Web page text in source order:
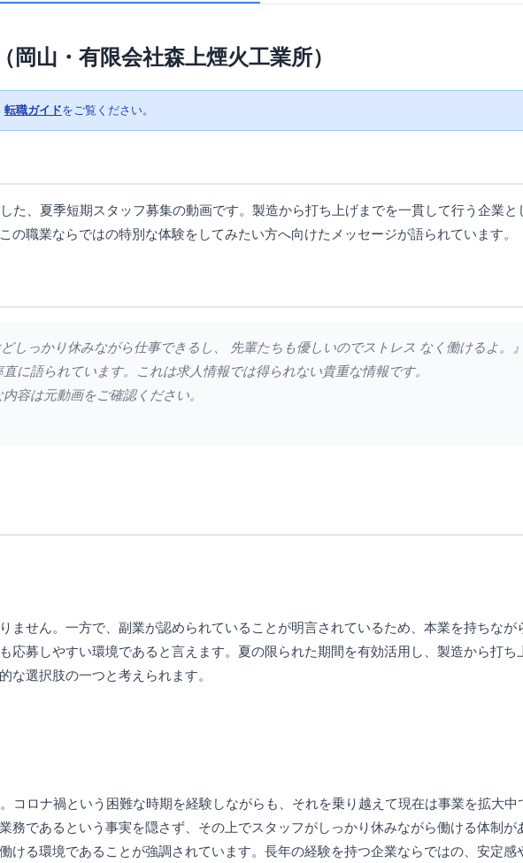
山・有限会社森上煙火工業所）
転職ガイドをご覧ください。
た、夏季短期スタッフ募集の動画です。製造から打ち上げまでを一貫して行う企業と
職業ならではの特別な体験をしてみたい方へ向けたメッセージが語られています。
しっかり休みながら仕事できるし、 先輩たちも優しいのでストレス なく働けるよ。
に語られています。これは求人情報では得られない貴重な情報です。
容は元動画をご確認ください。
ません。一方で、副業が認められていることが明言されているため、本業を持ちなが
応募しやすい環境であると言えます。夏の限られた期間を有効活用し、製造から打ち
な選択肢の一つと考えられます。
コロナ禍という困難な時期を経験しながらも、それを乗り越えて現在は事業を拡大中
務であるという事実を隠さず、その上でスタッフがしっかり休みながら働ける体制が
ける環境であることが強調されています。長年の経験を持つ企業ならではの、安定感